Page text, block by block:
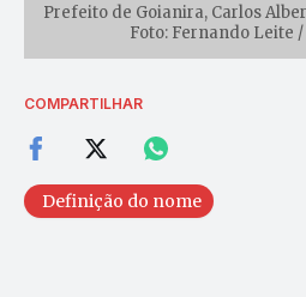
Prefeito de Goianira, Carlos
Foto: Fernando Leite
COMPARTILHAR
Definição do nome